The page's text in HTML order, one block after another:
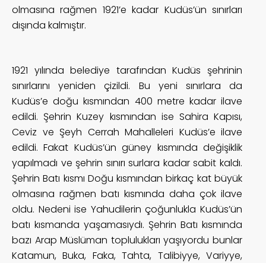
olmasına rağmen 1921’e kadar Kudüs’ün sınırları
dışında kalmıştır.
1921 yılında belediye tarafından Kudüs şehrinin
sınırlarını yeniden çizildi. Bu yeni sınırlara da
Kudüs’e doğu kısmından 400 metre kadar ilave
edildi. Şehrin Kuzey kısmından ise Sahira Kapısı,
Ceviz ve Şeyh Cerrah Mahalleleri Kudüs’e ilave
edildi. Fakat Kudüs’ün güney kısmında değişiklik
yapılmadı ve şehrin sınırı surlara kadar sabit kaldı.
Şehrin Batı kısmı Doğu kısmından birkaç kat büyük
olmasına rağmen batı kısmında daha çok ilave
oldu. Nedeni ise Yahudilerin çoğunlukla Kudüs’ün
batı kısmanda yaşamasıydı. Şehrin Batı kısmında
bazı Arap Müslüman toplulukları yaşıyordu bunlar
Katamun, Buka, Faka, Tahta, Talibiyye, Variyye,